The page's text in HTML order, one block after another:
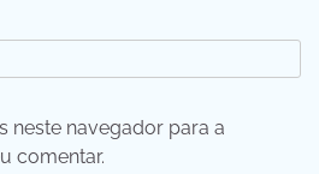
neste navegador para a
comentar.